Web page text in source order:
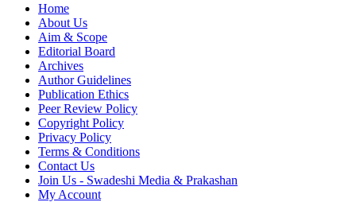
Home
About Us
Aim & Scope
Editorial Board
Archives
Author Guidelines
Publication Ethics
Peer Review Policy
Copyright Policy
Privacy Policy
Terms & Conditions
Contact Us
Join Us - Swadeshi Media & Prakashan
My Account